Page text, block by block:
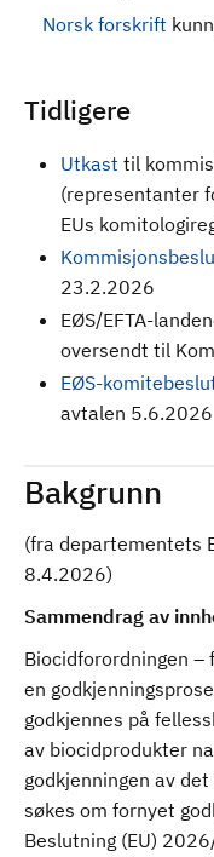
Norsk forskrift
Tidligere
Utkast til
(representanter
EUs
23.2.2026
EØS/EFTA-
oversendt til
EØS-
avtalen 5.6.2026
Bakgrunn
(fra departementets
8.4.2026)
Sammendrag av
Biocidforordningen
en
godkjennes på
av biocidprodukter
godkjenningen av
søkes om fornyet
Beslutning (EU)